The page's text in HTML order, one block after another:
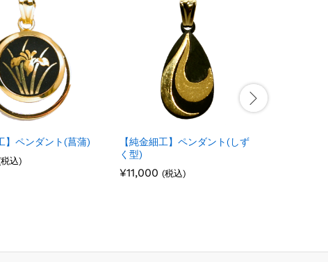
】ペンダント(菖蒲)
込)
【純金細工】ペンダント(しず
く型)
¥11,000 (税込)
¥11,000